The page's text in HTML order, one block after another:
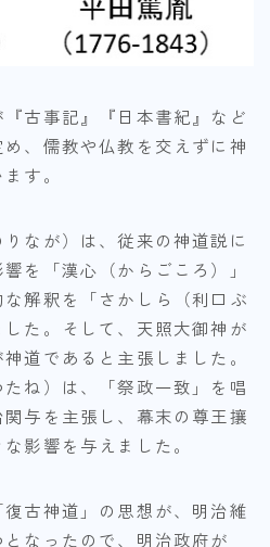
古事記』『日本書紀』など
、儒教や仏教を交えずに神
す。
なが）は、従来の神道説に
を「漢心（からごころ）」
解釈を「さかしら（利口ぶ
た。そして、天照大御神が
道であると主張しました。
ね）は、「祭政一致」を唱
与を主張し、幕末の尊王攘
影響を与えました。
古神道」の思想が、明治維
なったので、明治政府が